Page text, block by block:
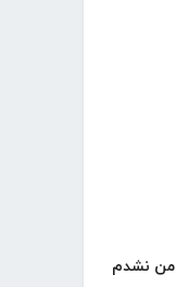
من نشدم